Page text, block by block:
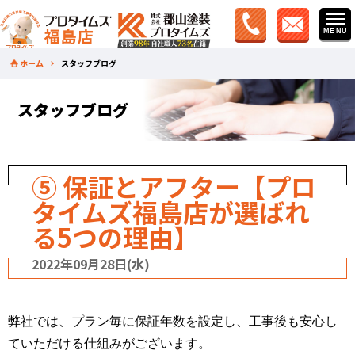
ホーム スタッフブログ
スタッフブログ
⑤ 保証とアフター【プロ
タイムズ福島店が選ばれ
る5つの理由】
2022年09月28日(水)
弊社では、プラン毎に保証年数を設定し、工事後も安心し
ていただける仕組みがございます。